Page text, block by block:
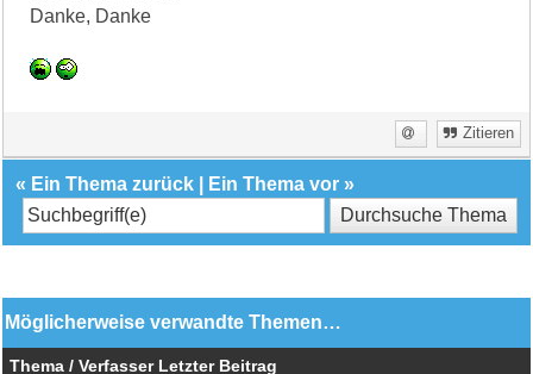
Danke, Danke
Zitieren
« Ein Thema zurück Ein Thema vor »
Möglicherweise verwandte Themen…
Thema / Verfasser Letzter Beitrag